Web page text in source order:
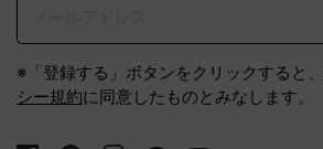
※「登録する」ボタンをクリックすると、
シー規約に同意したものとみなします。